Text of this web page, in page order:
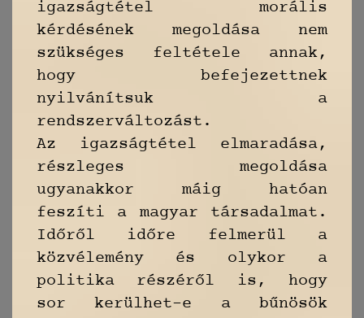
igazságtétel morális
kérdésének megoldása nem
szükséges feltétele annak,
hogy befejezettnek
nyilvánítsuk a
rendszerváltozást.
Az igazságtétel elmaradása,
részleges megoldása
ugyanakkor máig hatóan
feszíti a magyar társadalmat.
Időről időre felmerül a
közvélemény és olykor a
politika részéről is, hogy
sor kerülhet-e a bűnösök